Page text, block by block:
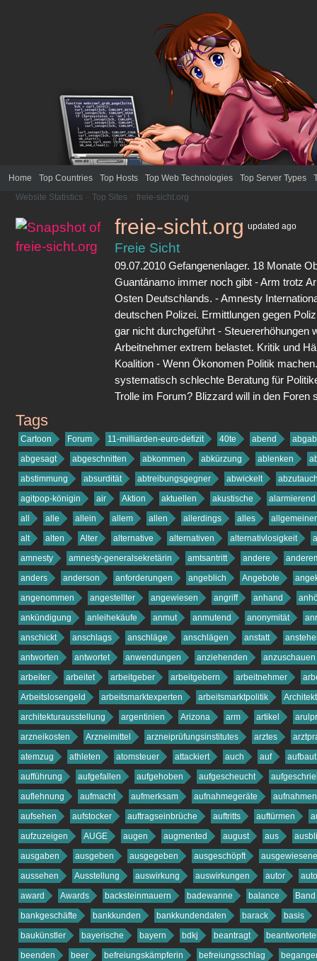
Home Top Countries Top Hosts Top Web Technologies Top Server Types
Website Statistics
Top Sites freie-sicht.org
freie-sicht.org updated ago
Freie Sicht
09.07.2010 Gefangenenlager. 18 Monate
Guantánamo immer noch gibt - Arm trotz
Osten Deutschlands. - Amnesty
deutschen Polizei. Ermittlungen gegen
gar nicht durchgeführt - Steuererhöhungen
Arbeitnehmer extrem belastet. Kritik und
Koalition - Wenn Ökonomen Politik
systematisch schlechte Beratung für
Trolle im Forum? Blizzard will in den Foren
freie-sicht.org
Tags
Cartoon Forum 11-milliarden-euro-defizit 40te abend
abgesagt
abgeschnitten abkommen abkürzung ablenken
abstimmung
absurdität abtreibungsgegner abwickelt
agitpop-königin
air Aktion aktuellen akustische
alarmierend
all
alle allein allem allen allerdings alles
alt
alten Alter alternative alternativen alternativlosigkeit
amnesty
amnesty-generalsekretärin amtsantritt andere
anders
anderson anforderungen angeblich Angebote
angenommen
angestellter angewiesen angriff anhand
ankündigung
anleihekäufe anmut anmutend anonymität
anschickt
anschlags anschläge anschlägen anstatt
antworten
antwortet anwendungen anziehenden
anzuschauen
arbeiter
arbeitet arbeitgeber arbeitgebern arbeitnehmer
Arbeitslosengeld
arbeitsmarktexperten arbeitsmarktpolitik
Architekt
architekturausstellung
argentinien Arizona arm artikel
arzneikosten
Arzneimittel arzneiprüfungsinstitutes arztes
atemzug
athleten atomsteuer attackiert auch auf
aufbaut
aufführung
aufgefallen aufgehoben aufgescheucht
auflehnung
aufmacht aufmerksam aufnahmegeräte
aufnahmen
aufsehen
aufstocker auftragseinbrüche auftritts auftürmen
aufzuzeigen
AUGE augen augmented august aus
ausgaben
ausgeben ausgegeben ausgeschöpft
aussehen
Ausstellung auswirkung auswirkungen autor
award
Awards backsteinmauern badewanne balance
Band
bankgeschäfte
bankkunden bankkundendaten barack
basis
baukünstler
bayerische bayern bdkj beantragt
beenden
beer befreiungskämpferin befreiungsschlag